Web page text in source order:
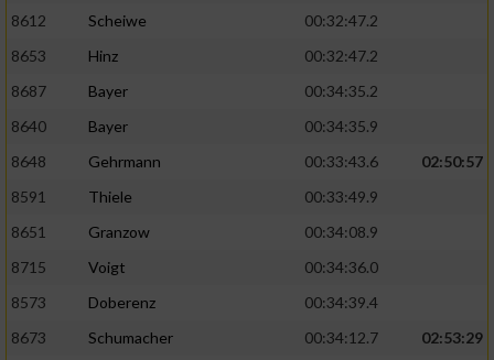
8612
Scheiwe
00:32:47.2
8653
Hinz
00:32:47.2
8687
Bayer
00:34:35.2
8640
Bayer
00:34:35.9
8648
Gehrmann 00:33:43.6
02:50:57
8591
Thiele
00:33:49.9
8651
Granzow
00:34:08.9
8715
Voigt
00:34:36.0
8573
Doberenz
00:34:39.4
8673
Schumacher 00:34:12.7 02:53:29